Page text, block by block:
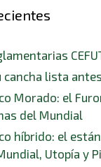
cancha lista
Morado: el
del Mundial
híbrido: el
Utopía y